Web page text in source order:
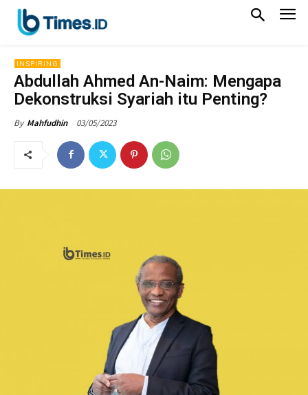
INSPIRING
Abdullah Ahmed An-Naim: Mengapa
Dekonstruksi Syariah itu Penting?
By Mahfudhin 03/05/2023